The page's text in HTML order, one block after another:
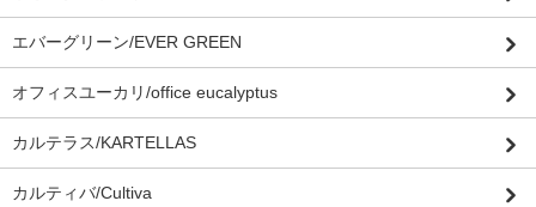
エバーグリーン/EVER GREEN
オフィスユーカリ/office eucalyptus
カルテラス/KARTELLAS
カルティバ/Cultiva